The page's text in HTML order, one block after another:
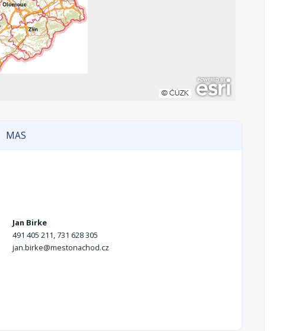
MAS
Jan Birke
491 405 211, 731 628 305
jan.birke@mestonachod.cz